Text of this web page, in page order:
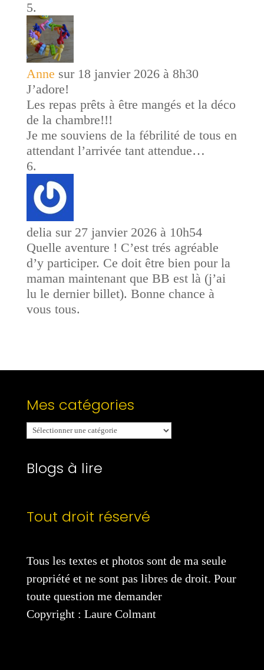
Anne sur 18 janvier 2026 à 8h30
J’adore!
Les repas prêts à être mangés et la déco
de la chambre!!!
Je me souviens de la fébrilité de tous en
attendant l’arrivée tant attendue…
delia sur 27 janvier 2026 à 10h54
Quelle aventure ! C’est trés agréable
d’y participer. Ce doit être bien pour la
maman maintenant que BB est là (j’ai
lu le dernier billet). Bonne chance à
vous tous.
Mes catégories
Mes
catégories
Blogs à lire
Tout droit réservé
Tous les textes et photos sont de ma seule
propriété et ne sont pas libres de droit. Pour
toute question me demander
Copyright : Laure Colmant